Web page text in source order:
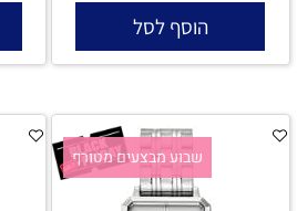
הוסף לסל
שבוע מבצעים מטורף